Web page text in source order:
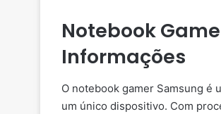
Notebook
Informações
O notebook gamer Samsung é
um único dispositivo. Com